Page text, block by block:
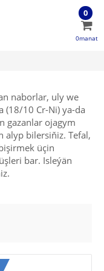
0
0manat
naborlar, uly we
(18/10 Cr-Ni) ya-da
gazanlar ojagym
alyp bilersiňiz. Tefal,
üçin
bar. Isleýän